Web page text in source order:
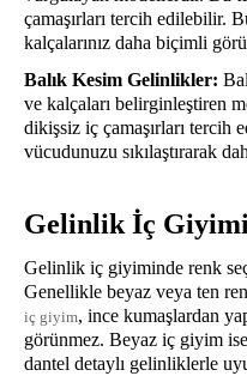
çamaşırları tercih edilebilir.
kalçalarınız daha biçimli
Balık Kesim Gelinlikler:
ve kalçaları belirginleştiren
dikişsiz iç çamaşırları tercih
vücudunuzu sıkılaştırarak
Gelinlik İç
Gelinlik iç giyiminde renk
Genellikle beyaz veya ten
iç giyim, ince kumaşlardan
görünmez. Beyaz iç giyim
dantel detaylı gelinliklerle